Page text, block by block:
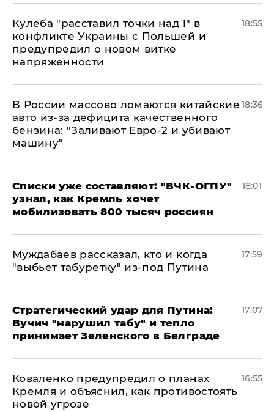
Кулеба "расставил точки над і" в
конфликте Украины с Польшей и
предупредил о новом витке
напряженности
18:55
В России массово ломаются китайские
авто из-за дефицита качественного
бензина: "Заливают Евро-2 и убивают
машину"
18:36
Списки уже составляют: "ВЧК-ОГПУ"
узнал, как Кремль хочет
мобилизовать 800 тысяч россиян
18:01
Муждабаев рассказал, кто и когда
"выбьет табуретку" из-под Путина
17:59
Стратегический удар для Путина:
Вучич "нарушил табу" и тепло
принимает Зеленского в Белграде
17:07
Коваленко предупредил о планах
Кремля и объяснил, как противостоять
новой угрозе
16:55